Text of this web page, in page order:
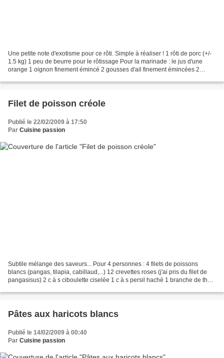
Une petite note d'exotisme pour ce rôti. Simple à réaliser ! 1 rôti de porc (+/-
1.5 kg) 1 peu de beurre pour le rôtissage Pour la marinade : le jus d'une
orange 1 oignon finement émincé 2 gousses d'ail finement émincées 2
Filet de poisson créole
Publié le 22/02/2009 à 17:50
Par Cuisine passion
Subtile mélange des saveurs... Pour 4 personnes : 4 filets de poissons
blancs (pangas, tilapia, cabillaud,...) 12 crevettes roses (j'ai pris du filet de
pangasisus) 2 c à s ciboulette ciselée 1 c à s persil haché 1 branche de thym
Pâtes aux haricots blancs
Publié le 14/02/2009 à 00:40
Par Cuisine passion